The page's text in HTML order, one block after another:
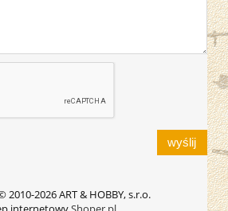
wyślij
2026 ART & HOBBY, s.r.o.